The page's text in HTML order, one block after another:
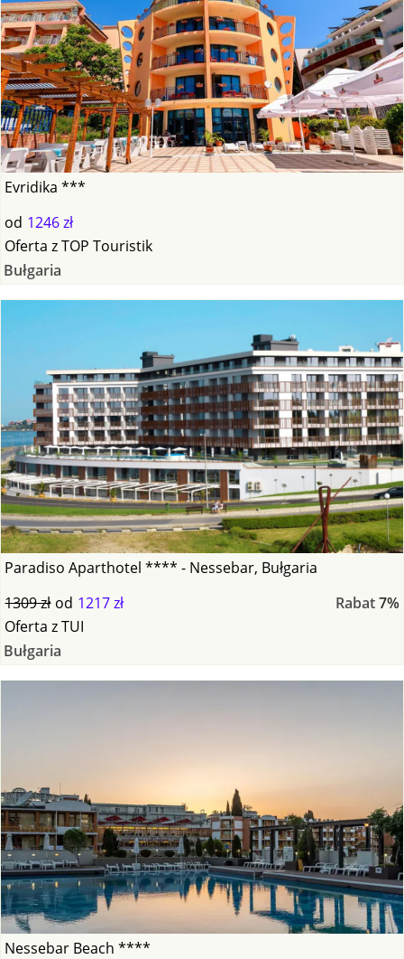
Evridika ***
od 1246 zł
Oferta zTOP Touristik
Bułgaria
Paradiso Aparthotel **** - Nessebar, Bułgaria
1309 zł od 1217 zł Rabat7%
Oferta zTUI
Bułgaria
Nessebar Beach ****